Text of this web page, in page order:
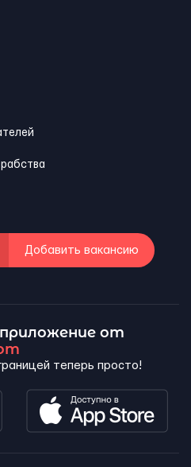
Добавить вакансию
от
теперь просто!